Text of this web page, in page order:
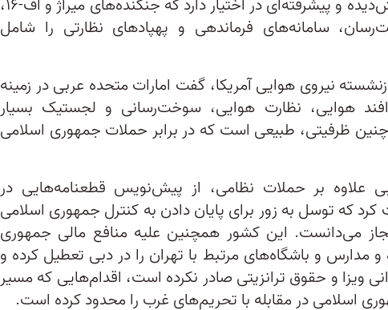
نیروی هوایی آموزش‌دیده و پیشرفته‌ای در اختیار دارد که جنگنده‌های میراژ و اف-۱۶،
سامانه‌های فرماندهی و پهپادهای نظارتی را شامل
نیروی هوایی آمریکا، گفت امارات متحده عربی در زمینه
هوایی، نظارت هوایی، سوخت‌رسانی و لجستیک بسیار
ظرفیتی، طبیعی است که در برابر حملات جمهوری اسلامی
علاوه بر حملات نظامی، از پیش‌نویس قطعنامه‌هایی در
که توسل به زور برای پایان دادن به کنترل جمهوری اسلامی
می‌دانست. این کشور همچنین علیه منافع مالی جمهوری
و مدارس و باشگاه‌های مرتبط با تهران را در دبی تعطیل کرده و
ویزا و حقوق ترانزیتی صادر نکرده است، اقدام‌هایی که مسیر
اسلامی در مقابله با تحریم‌های غرب را محدود کرده است.